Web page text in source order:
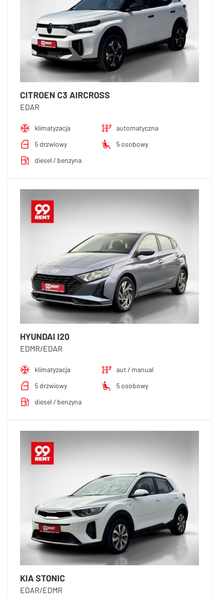
CITROEN C3 AIRCROSS
EDAR
klimatyzacja
automatyczna
5 drzwiowy
5 osobowy
diesel / benzyna
HYUNDAI I20
EDMR/EDAR
klimatyzacja
aut / manual
5 drzwiowy
5 osobowy
diesel / benzyna
KIA STONIC
EDAR/EDMR